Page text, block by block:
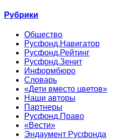
Рубрики
Общество
Русфонд.Навигатор
Русфонд.Рейтинг
Русфонд.Зенит
Информбюро
Словарь
«Дети вместо цветов»
Наши авторы
Партнеры
Русфонд.Право
«Вести»
Эндаумент Русфонда